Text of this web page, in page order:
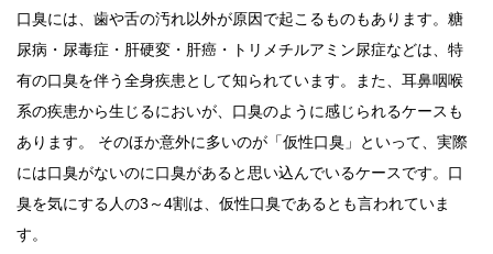
口臭には、歯や舌の汚れ以外が原因で起こるものもあります。糖
尿病・尿毒症・肝硬変・肝癌・トリメチルアミン尿症などは、特
有の口臭を伴う全身疾患として知られています。また、耳鼻咽喉
系の疾患から生じるにおいが、口臭のように感じられるケースも
あります。 そのほか意外に多いのが「仮性口臭」といって、実際
には口臭がないのに口臭があると思い込んでいるケースです。口
臭を気にする人の3～4割は、仮性口臭であるとも言われていま
す。